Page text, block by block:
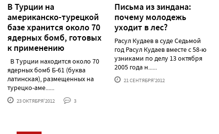
В Турции на
американско-турецкой
базе хранится около 70
ядерных бомб, готовых
к применению
В Турции находится около 70
ядерных бомб Б-61 (буква
латинская), размещенных на
турецко-аме......
23 ОКТЯБРЯ'2012 3
Письма из зиндана:
почему молодежь
уходит в лес?
Расул Кудаев в суде Седьмой
год Расул Кудаев вместе с 58-ю
узниками по делу 13 октября
2005 года н......
21 СЕНТЯБРЯ'2012